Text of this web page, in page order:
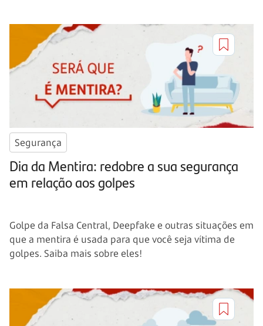
Segurança
Dia da Mentira: redobre a sua segurança
em relação aos golpes
Golpe da Falsa Central, Deepfake e outras situações em
que a mentira é usada para que você seja vítima de
golpes. Saiba mais sobre eles!